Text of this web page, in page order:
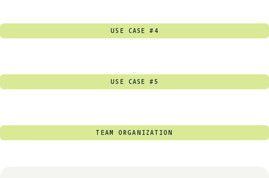
USE CASE #4
USE CASE #5
TEAM ORGANIZATION